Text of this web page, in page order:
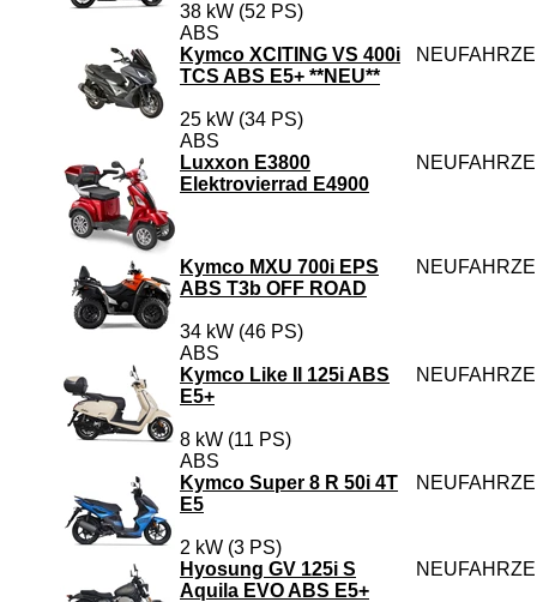
38 kW (52 PS)
ABS
Kymco XCITING VS 400i
TCS ABS E5+ **NEU**
25 kW (34 PS)
ABS
Luxxon E3800
Elektrovierrad E4900
Kymco MXU 700i EPS
ABS T3b OFF ROAD
34 kW (46 PS)
ABS
Kymco Like II 125i ABS
E5+
8 kW (11 PS)
ABS
Kymco Super 8 R 50i 4T
E5
2 kW (3 PS)
Hyosung GV 125i S
Aquila EVO ABS E5+